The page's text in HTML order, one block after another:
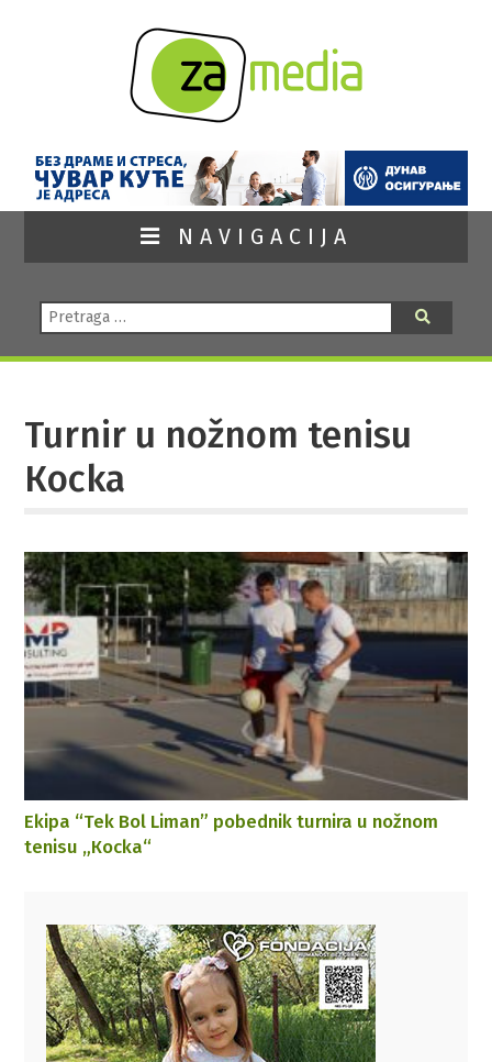
NAVIGACIJA
Pretraga:
Turnir u nožnom tenisu
Кocka
Ekipa “Tek Bol Liman” pobednik turnira u nožnom
tenisu „Кocka“